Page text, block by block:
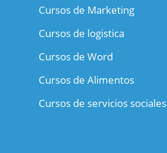
Cursos de Marketing
Cursos de logistica
Cursos de Word
Cursos de Alimentos
Cursos de servicios sociales